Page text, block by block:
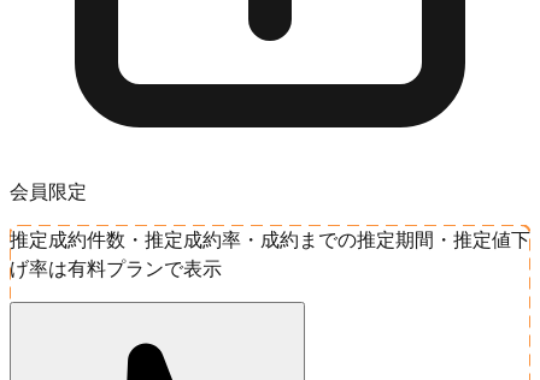
会員限定
推定成約件数・推定成約率・成約までの推定期間・推定値下
げ率は有料プランで表示